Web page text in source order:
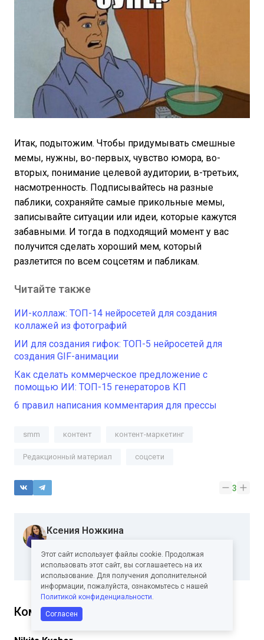
Итак, подытожим. Чтобы придумывать смешные
мемы, нужны, во-первых, чувство юмора, во-
вторых, понимание целевой аудитории, в-третьих,
насмотренность. Подписывайтесь на разные
паблики, сохраняйте самые прикольные мемы,
записывайте ситуации или идеи, которые кажутся
забавными. И тогда в подходящий момент у вас
получится сделать хороший мем, который
разлетится по всем соцсетям и пабликам.
Читайте также
ИИ-коллаж: ТОП-14 нейросетей для создания
коллажей из фотографий
ИИ для создания гифок: ТОП-5 нейросетей для
создания GIF-анимации
Как сделать коммерческое предложение с
помощью ИИ: ТОП-15 генераторов КП
6 правил написания комментария для прессы
smm контент контент-маркетинг
Редакционный материал соцсети
3
Ксения Ножкина
Подписаться
Комментарии
Этот сайт использует файлы cookie. Продолжая
использовать этот сайт, вы соглашаетесь на их
использование. Для получения дополнительной
информации, пожалуйста, ознакомьтесь с нашей
Политикой конфиденциальности.
Согласен